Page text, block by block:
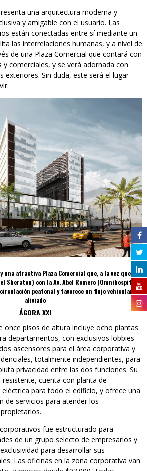
una arquitectura moderna y
y amigable con el usuario. Las
están conectadas entre sí mediante un
las interrelaciones humanas, y a nivel de
de una Plaza Comercial que contará con
comerciales, y se verá adornada con
exteriores. Sin duda, este será el lugar
una atractiva Plaza Comercial que, a la vez que une
Sheraton) con la Av. Abel Romero (Omnihospital),
peatonal y favorece un flujo vehicular
aliviado
ÁGORA XXI
once pisos de altura incluye ocho plantas
departamentos, con exclusivos lobbies
ascensores para el área corporativa y
totalmente independientes, para
privacidad entre las dos funciones. Su
cuenta con planta de
eléctrica para todo el edificio, y ofrece una
de servicios para atender los
fue estructurado para
de un grupo selecto de empresarios y
para desarrollar sus
Las oficinas en la zona corporativa van